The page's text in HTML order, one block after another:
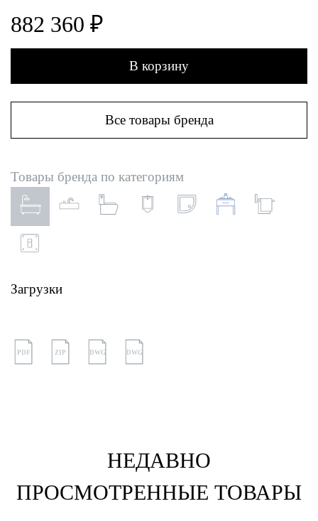
882 360 ₽
В корзину
Все товары бренда
Товары бренда по категориям
Загрузки
PDF ZIP DWG DWG
НЕДАВНО
ПРОСМОТРЕННЫЕ ТОВАРЫ